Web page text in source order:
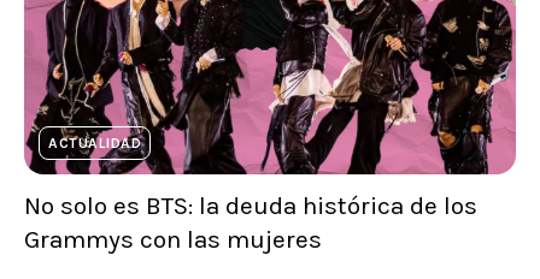
ACTUALIDAD
No solo es BTS: la deuda histórica de los
Grammys con las mujeres